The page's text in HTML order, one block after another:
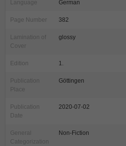
Language German
Page Number 382
Lamination of
Cover
glossy
Edition 1.
Publication
Place
Göttingen
Publication
Date
2020-07-02
General
Categorization
Non-Fiction